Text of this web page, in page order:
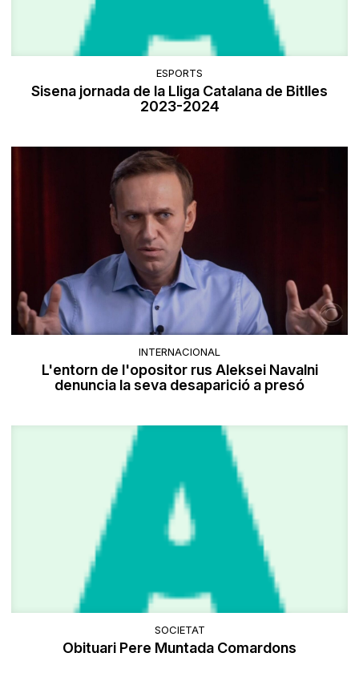
ESPORTS
Sisena jornada de la Lliga Catalana de Bitlles
2023-2024
INTERNACIONAL
L'entorn de l'opositor rus Aleksei Navalni
denuncia la seva desaparició a presó
SOCIETAT
Obituari Pere Muntada Comardons